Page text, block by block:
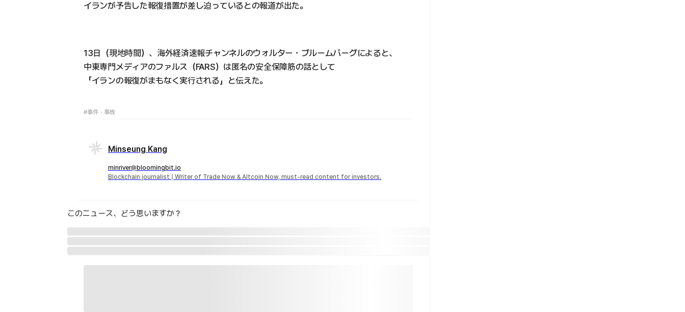
イランが予告した報復措置が差し迫っているとの報道が出た。
13日（現地時間）、海外経済速報チャンネルのウォルター・ブルームバーグによると、
中東専門メディアのファルス（FARS）は匿名の安全保障筋の話として
「イランの報復がまもなく実行される」と伝えた。
#事件・事故
Minseung Kang
minriver@bloomingbit.io
Blockchain journalist | Writer of Trade Now & Altcoin Now, must-read content for investors.
このニュース、どう思いますか？